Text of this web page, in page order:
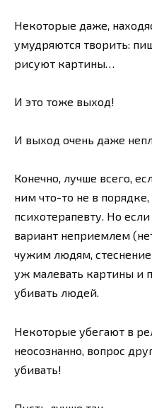
Некоторые даже,
умудряются творить:
рисуют картины…
И это тоже выход!
И выход очень даже
Конечно, лучше всего,
ним что-то не в
психотерапевту. Но
вариант неприемлем
чужим людям,
уж малевать картины и
убивать людей.
Некоторые убегают в
неосознанно, вопрос
убивать!